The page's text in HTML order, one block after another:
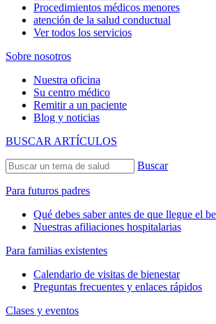
Procedimientos médicos menores
atención de la salud conductual
Ver todos los servicios
Sobre nosotros
Nuestra oficina
Su centro médico
Remitir a un paciente
Blog y noticias
BUSCAR ARTÍCULOS
Buscar
Para futuros padres
Qué debes saber antes de que llegue el
Nuestras afiliaciones hospitalarias
Para familias existentes
Calendario de visitas de bienestar
Preguntas frecuentes y enlaces rápidos
Clases y eventos